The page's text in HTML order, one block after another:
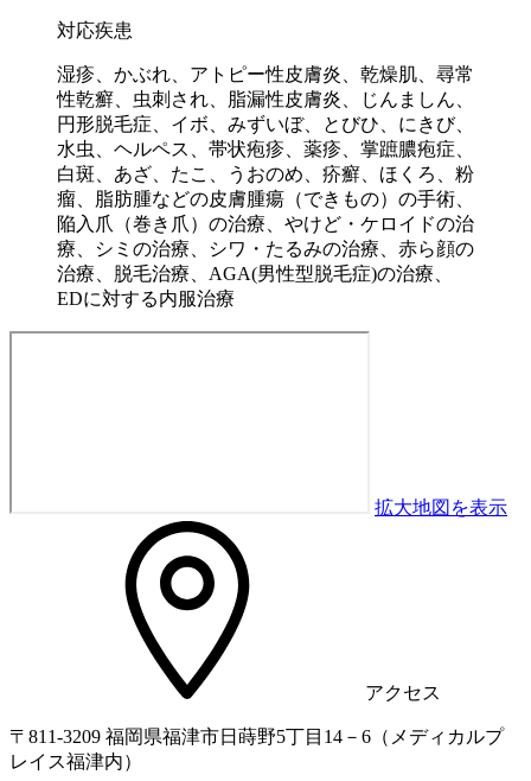
対応疾患
湿疹、かぶれ、アトピー性皮膚炎、乾燥肌、尋常
性乾癬、虫刺され、脂漏性皮膚炎、じんましん、
円形脱毛症、イボ、みずいぼ、とびひ、にきび、
水虫、ヘルペス、帯状疱疹、薬疹、掌蹠膿疱症、
白斑、あざ、たこ、うおのめ、疥癬、ほくろ、粉
瘤、脂肪腫などの皮膚腫瘍（できもの）の手術、
陥入爪（巻き爪）の治療、やけど・ケロイドの治
療、シミの治療、シワ・たるみの治療、赤ら顔の
治療、脱毛治療、AGA(男性型脱毛症)の治療、
EDに対する内服治療
拡大地図を表示
アクセス
〒811-3209 福岡県福津市日蒔野5丁目14－6（メディカルプ
レイス福津内）